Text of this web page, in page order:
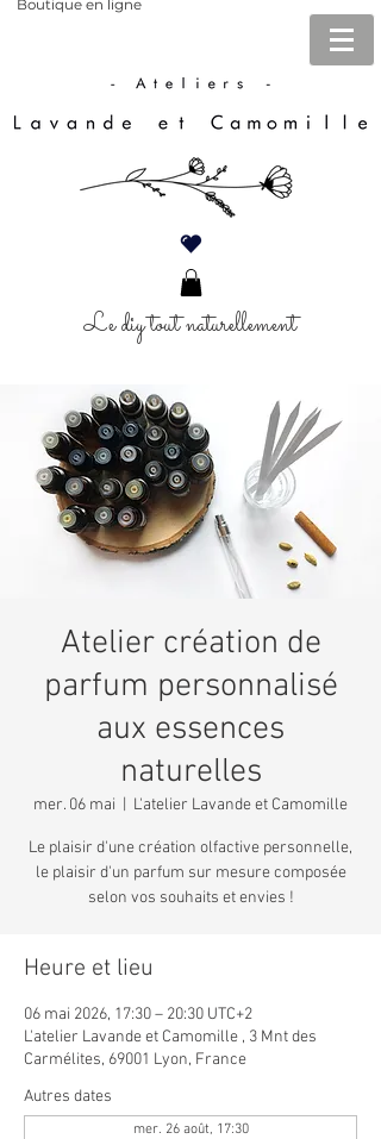
Boutique en ligne
Le diy tout naturellement
Atelier création de
parfum personnalisé
aux essences
naturelles
mer. 06 mai L'atelier Lavande et Camomille
Le plaisir d'une création olfactive personnelle,
le plaisir d'un parfum sur mesure composée
selon vos souhaits et envies !
Heure et lieu
06 mai 2026, 17:30 – 20:30 UTC+2
L'atelier Lavande et Camomille , 3 Mnt des
Carmélites, 69001 Lyon, France
Autres dates
mer. 26 août, 17:30